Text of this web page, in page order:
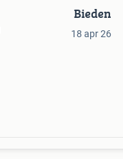
Bieden
18 apr 26